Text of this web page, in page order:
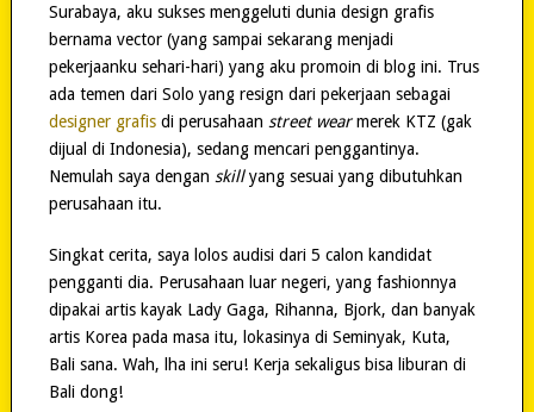
Surabaya, aku sukses menggeluti dunia design grafis
bernama vector (yang sampai sekarang menjadi
pekerjaanku sehari-hari) yang aku promoin di blog ini. Trus
ada temen dari Solo yang resign dari pekerjaan sebagai
designer grafisdi perusahaan street wearmerek KTZ (gak
dijual di Indonesia), sedang mencari penggantinya.
Nemulah saya dengan skillyang sesuai yang dibutuhkan
perusahaan itu.
Singkat cerita, saya lolos audisi dari 5 calon kandidat
pengganti dia. Perusahaan luar negeri, yang fashionnya
dipakai artis kayak Lady Gaga, Rihanna, Bjork, dan banyak
artis Korea pada masa itu, lokasinya di Seminyak, Kuta,
Bali sana. Wah, lha ini seru! Kerja sekaligus bisa liburan di
Bali dong!